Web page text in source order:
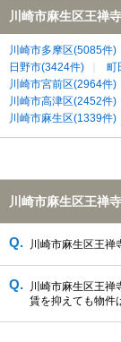
川崎市麻生区王禅
川崎市多摩区(5085件)
日野市(3424件)
町
川崎市宮前区(2964件)
川崎市高津区(2452件)
川崎市麻生区(1339件)
稲城市(872件)
狛
川崎市麻生区王禅
川崎市麻生区王禅
川崎市麻生区王禅
賃を抑えても物件